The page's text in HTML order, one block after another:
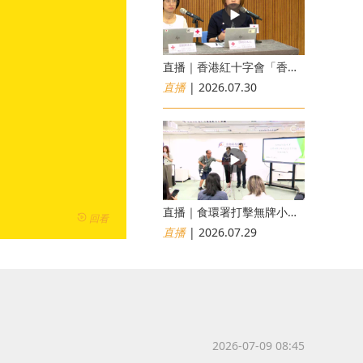
回看
直播｜香港紅十字會「香港災害風險與應對能力地圖2026」研究發佈會
直播| 2026.07.30
直播｜食環署打擊無牌小販非法出售食物行動簡報會
直播| 2026.07.29
2026-07-09 08:45